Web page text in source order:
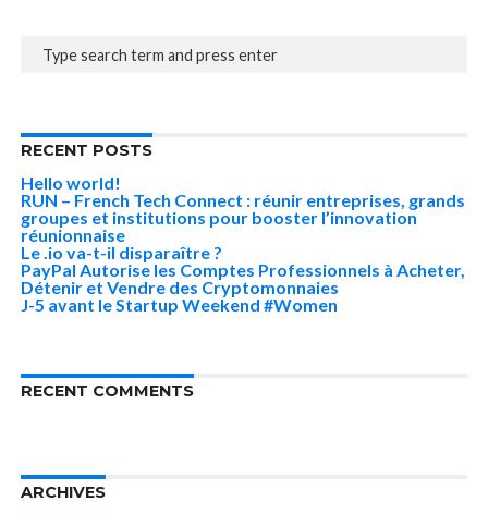
RECENT POSTS
Hello world!
RUN – French Tech Connect : réunir entreprises, grands
groupes et institutions pour booster l’innovation
réunionnaise
Le .io va-t-il disparaître ?
PayPal Autorise les Comptes Professionnels à Acheter,
Détenir et Vendre des Cryptomonnaies
J-5 avant le Startup Weekend #Women
RECENT COMMENTS
ARCHIVES